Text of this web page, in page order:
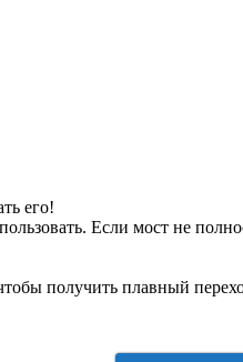
его!
Если мост не
получить плавный